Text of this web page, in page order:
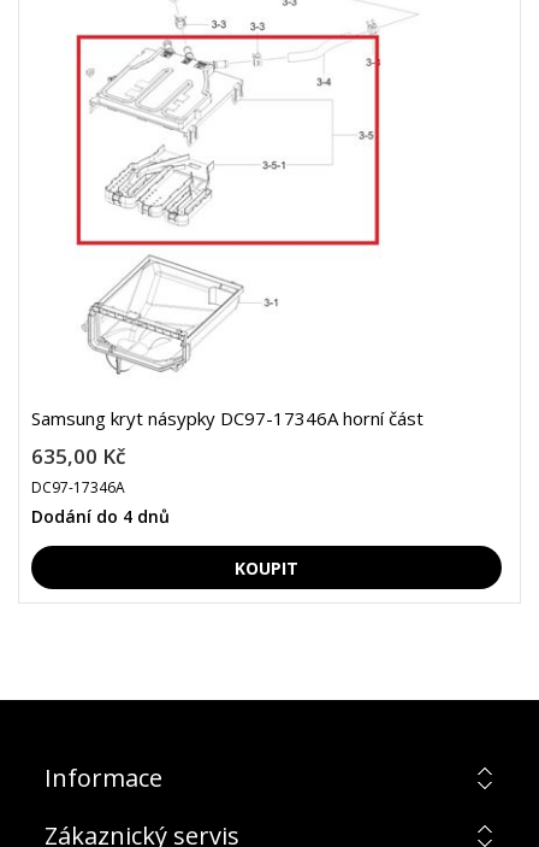
Samsung kryt násypky DC97-17346A horní část
635,00 Kč
DC97-17346A
Dodání do 4 dnů
Informace
Zákaznický servis